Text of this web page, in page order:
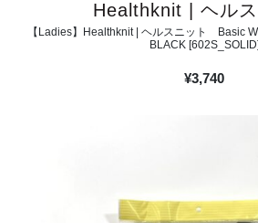
Healthknit | ヘルス
【Ladies】Healthknit | ヘルスニット Basic
BLACK [602S_SOLID]
¥3,740